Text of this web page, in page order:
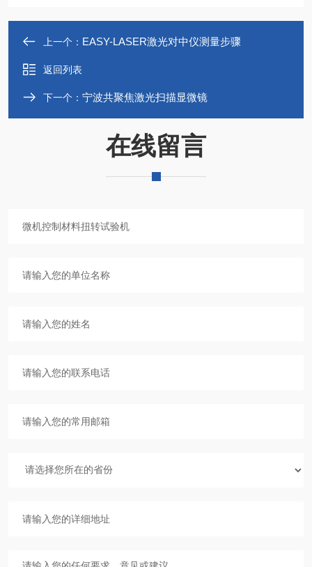
上一个： EASY-LASER激光对中仪测量步骤
返回列表
下一个： 宁波共聚焦激光扫描显微镜
在线留言